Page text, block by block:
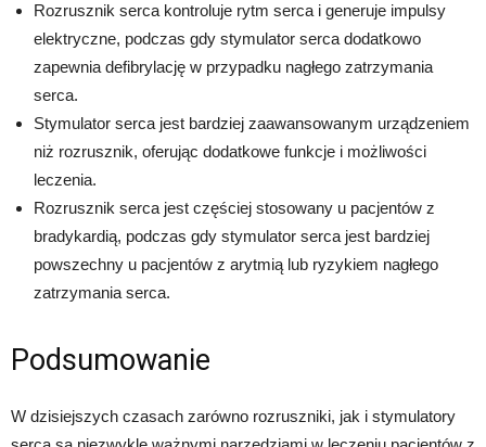
Rozrusznik serca kontroluje rytm serca i generuje impulsy
elektryczne, podczas gdy stymulator serca dodatkowo
zapewnia defibrylację w przypadku nagłego zatrzymania
serca.
Stymulator serca jest bardziej zaawansowanym urządzeniem
niż rozrusznik, oferując dodatkowe funkcje i możliwości
leczenia.
Rozrusznik serca jest częściej stosowany u pacjentów z
bradykardią, podczas gdy stymulator serca jest bardziej
powszechny u pacjentów z arytmią lub ryzykiem nagłego
zatrzymania serca.
Podsumowanie
W dzisiejszych czasach zarówno rozruszniki, jak i stymulatory